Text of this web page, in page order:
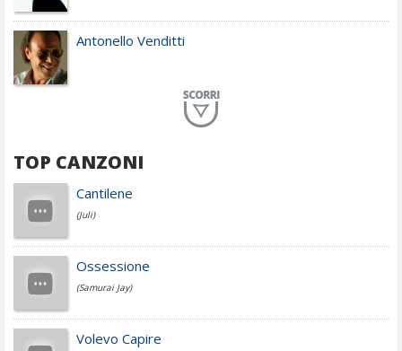
Antonello Venditti
Achille Lauro
Cesare Cremonini
Jovanotti
TOP CANZONI
Cantilene
(Juli)
Ossessione
(Samurai Jay)
Volevo Capire